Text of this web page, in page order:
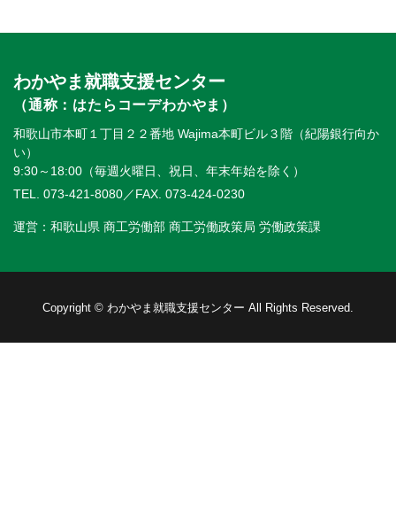
わかやま就職支援センター
（通称：はたらコーデわかやま）
和歌山市本町１丁目２２番地 Wajima本町ビル３階（紀陽銀行向か
い）
9:30～18:00（毎週火曜日、祝日、年末年始を除く）
TEL. 073-421-8080／FAX. 073-424-0230
運営：和歌山県 商工労働部 商工労働政策局 労働政策課
Copyright © わかやま就職支援センター All Rights Reserved.